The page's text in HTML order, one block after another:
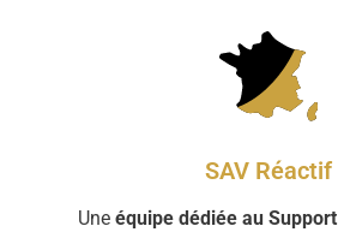
SAV Réactif
Une équipe dédiée au Support